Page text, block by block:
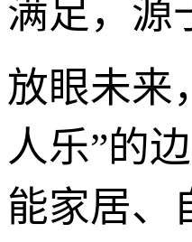
满足，源
放眼未来
人乐”的
能家居、